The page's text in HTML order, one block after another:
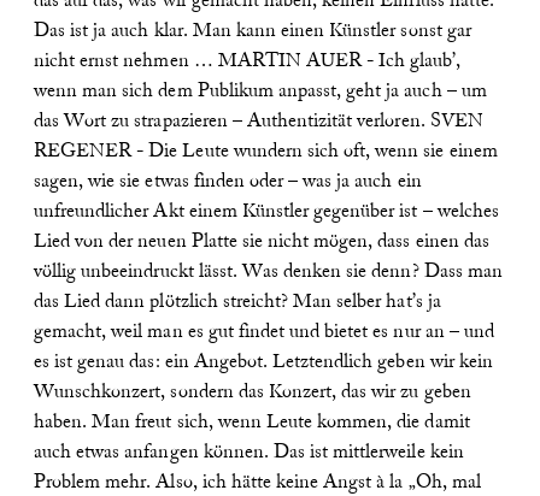
Das ist ja auch klar. Man kann einen Künstler sonst gar
nicht ernst nehmen … MARTIN AUER - Ich glaub’,
wenn man sich dem Publikum anpasst, geht ja auch – um
das Wort zu strapazieren – Authentizität verloren. SVEN
REGENER - Die Leute wundern sich oft, wenn sie einem
sagen, wie sie etwas finden oder – was ja auch ein
unfreundlicher Akt einem Künstler gegenüber ist – welches
Lied von der neuen Platte sie nicht mögen, dass einen das
völlig unbeeindruckt lässt. Was denken sie denn? Dass man
das Lied dann plötzlich streicht? Man selber hat’s ja
gemacht, weil man es gut findet und bietet es nur an – und
es ist genau das: ein Angebot. Letztendlich geben wir kein
Wunschkonzert, sondern das Konzert, das wir zu geben
haben. Man freut sich, wenn Leute kommen, die damit
auch etwas anfangen können. Das ist mittlerweile kein
Problem mehr. Also, ich hätte keine Angst à la „Oh, mal